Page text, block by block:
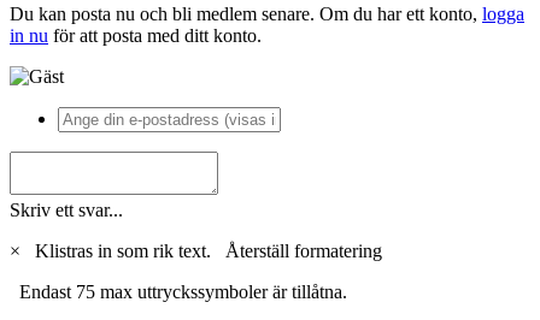
Du kan posta nu och bli medlem senare. Om du har ett konto, logga
in nu för att posta med ditt konto.
Skriv ett svar...
×
Klistras in som rik text. Återställ formatering
Endast 75 max uttryckssymboler är tillåtna.